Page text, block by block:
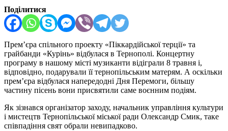
Поділитися
Прем’єра спільного проекту «Піккардійської терції» та
грайбанди «Курінь» відбулася в Тернополі. Концертну
програму в нашому місті музиканти відіграли 8 травня і,
відповідно, подарували її тернопільським матерям. А оскільки
прем’єра відбулася напередодні Дня Перемоги, більшу
частину пісень вони присвятили саме воєнним подіям.
Як зізнався організатор заходу, начальник управління культури
і мистецтв Тернопільської міської ради Олександр Смик, таке
співпадіння свят обрали невипадково.